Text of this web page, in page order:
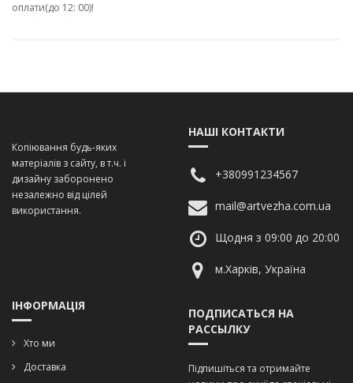
оплати(до 12: 00)!
Копіювання будь-яких
матеріалів з сайту, в т.ч. і
дизайну заборонено
незалежно від цілей
використання.
НАШІ КОНТАКТИ
+380991234567
mail@artvezha.com.ua
Щодня з 09:00 до 20:00
м.Харків, Україна
ІНФОРМАЦІЯ
Хто ми
Доставка
ПОДПИСАТЬСЯ НА
РАССЫЛКУ
Підпишіться та отримайте